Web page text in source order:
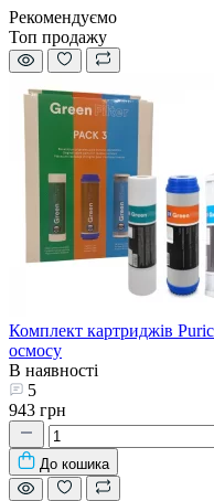
Рекомендуємо
Топ продажу
Комплект картриджів
осмосу
В наявності
5
943 грн
До кошика